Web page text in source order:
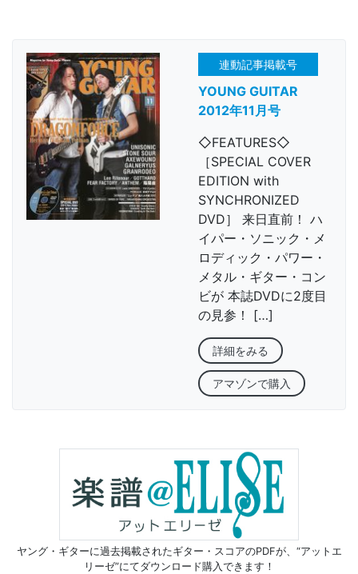
連動記事掲載号
YOUNG GUITAR
2012年11月号
◇FEATURES◇
［SPECIAL COVER
EDITION with
SYNCHRONIZED
DVD］ 来日直前！ ハ
イパー・ソニック・メ
ロディック・パワー・
メタル・ギター・コン
ビが 本誌DVDに2度目
の見参！ […]
詳細をみる
アマゾンで購入
ヤング・ギターに過去掲載されたギター・スコアのPDFが、 “アットエ
リーゼ”にてダウンロード購入できます！